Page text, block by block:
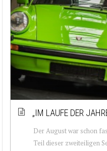
„IM LAUFE DER
Der August war schon
Teil dieser zweiteiligen